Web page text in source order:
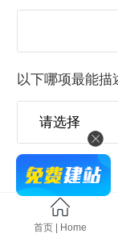
以下哪项最能描
电话号码
首页 | Home